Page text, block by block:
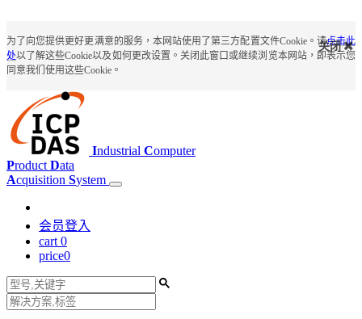
为了向您提供更好更满意的服务，本网站使用了第三方配置文件Cookie。请点击此
处以了解这些Cookie以及如何更改设置。关闭此窗口或继续浏览本网站，即表示您
同意我们使用这些Cookie。
关闭
Industrial Computer
Product Data
Acquisition System
会员登入
cart 0
price0